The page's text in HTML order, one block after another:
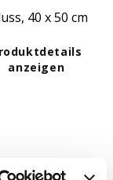
40 x 50 cm
anzeigen
500+ 1000